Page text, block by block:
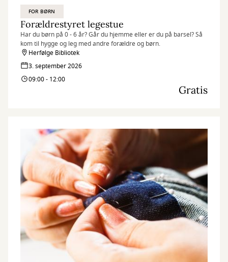
FOR BØRN
Forældrestyret legestue
Har du børn på 0 - 6 år? Går du hjemme eller er du på barsel? Så
kom til hygge og leg med andre forældre og børn.
Herfølge Bibliotek
3. september 2026
09:00 - 12:00
Gratis